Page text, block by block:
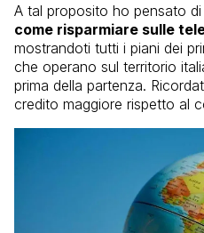
A tal proposito ho pensato
come risparmiare sulle
mostrandoti tutti i piani dei
che operano sul territorio
prima della partenza.
credito maggiore rispetto al